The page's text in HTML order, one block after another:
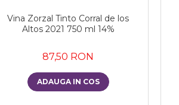
Vina Zorzal Tinto Corral de los
Altos 2021 750 ml 14%
87,50 RON
ADAUGA IN COS